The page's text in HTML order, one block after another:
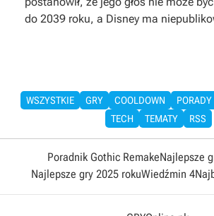
do 2039 roku, a Disney ma
WSZYSTKIE GRY COOLDOWN PORADY
TECH
TEMATY RSS
Poradnik Gothic RemakeNajlepsze
Najlepsze gry 2025 rokuWiedźmin 4